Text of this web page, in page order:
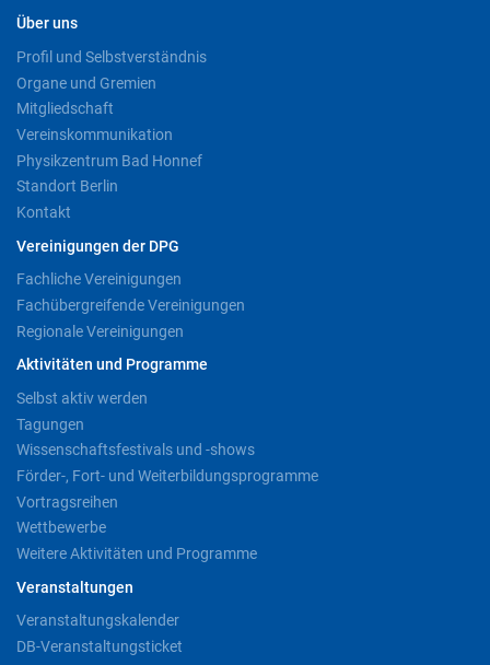
Über uns
Profil und Selbstverständnis
Organe und Gremien
Mitgliedschaft
Vereinskommunikation
Physikzentrum Bad Honnef
Standort Berlin
Kontakt
Vereinigungen der DPG
Fachliche Vereinigungen
Fachübergreifende Vereinigungen
Regionale Vereinigungen
Aktivitäten und Programme
Selbst aktiv werden
Tagungen
Wissenschaftsfestivals und -shows
Förder-, Fort- und Weiterbildungsprogramme
Vortragsreihen
Wettbewerbe
Weitere Aktivitäten und Programme
Veranstaltungen
Veranstaltungskalender
DB-Veranstaltungsticket